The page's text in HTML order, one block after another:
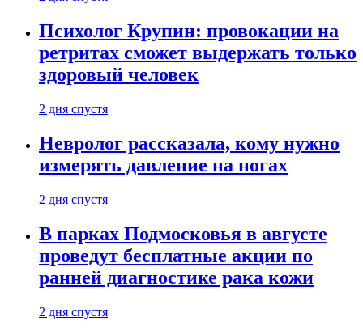
Психолог Крупин: провокации на
ретритах сможет выдержать только
здоровый человек
2 дня спустя
Невролог рассказала, кому нужно
измерять давление на ногах
2 дня спустя
В парках Подмосковья в августе
проведут бесплатные акции по
ранней диагностике рака кожи
2 дня спустя